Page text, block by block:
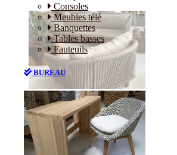
Consoles
Meubles télé
Banquettes
Tables basses
Fauteuils
BUREAU
Canapés
Consoles
Meubles télé
Banquettes
Tables basses
Fauteuils